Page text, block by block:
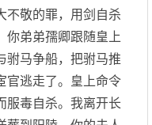
不敬的罪，用剑自杀
你弟弟孺卿跟随皇上
驸马争船，把驸马推
官逃走了。皇上命令
服毒自杀。我离开长